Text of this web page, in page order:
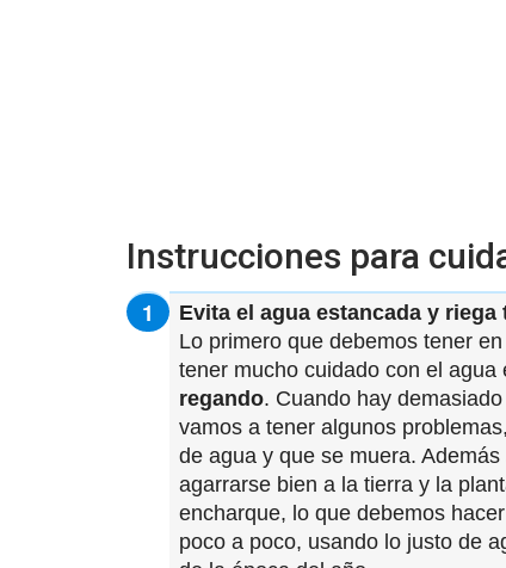
Instrucciones para
Evita el agua estancada y
Lo primero que debemos tener
tener mucho cuidado con el agua
regando. Cuando hay
vamos a tener algunos
de agua y que se muera.
agarrarse bien a la tierra y la
encharque, lo que debemos
poco a poco, usando lo justo de